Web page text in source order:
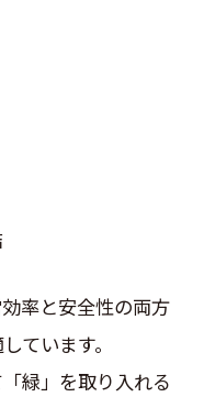
率と安全性の両方
ています。
緑」を取り入れる